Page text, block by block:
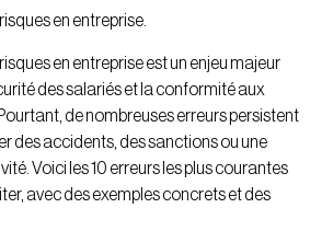
en entreprise.
en entreprise est un enjeu majeur
des salariés et la conformité aux
de nombreuses erreurs persistent
des accidents, des sanctions ou une
Voici les 10 erreurs les plus courantes
avec des exemples concrets et des